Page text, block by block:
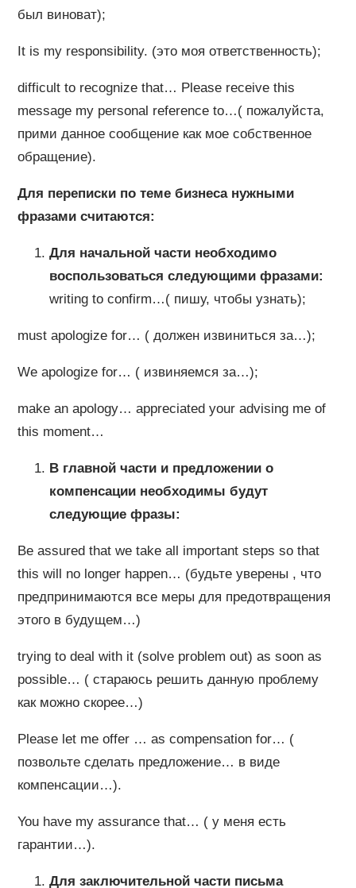
был виноват);
It is my responsibility. (это моя ответственность);
difficult to recognize that… Please receive this
message my personal reference to…( пожалуйста,
прими данное сообщение как мое собственное
обращение).
Для переписки по теме бизнеса нужными
фразами считаются:
Для начальной части необходимо
воспользоваться следующими фразами:
writing to confirm…( пишу, чтобы узнать);
must apologize for… ( должен извиниться за…);
We apologize for… ( извиняемся за…);
make an apology… appreciated your advising me of
this moment…
В главной части и предложении о
компенсации необходимы будут
следующие фразы:
Be assured that we take all important steps so that
this will no longer happen… (будьте уверены , что
предпринимаются все меры для предотвращения
этого в будущем…)
trying to deal with it (solve problem out) as soon as
possible… ( стараюсь решить данную проблему
как можно скорее…)
Please let me offer … as compensation for… (
позвольте сделать предложение… в виде
компенсации…).
You have my assurance that… ( у меня есть
гарантии…).
Для заключительной части письма